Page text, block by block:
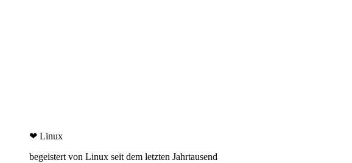
❤ Linux
begeistert von Linux seit dem letzten Jahrtausend